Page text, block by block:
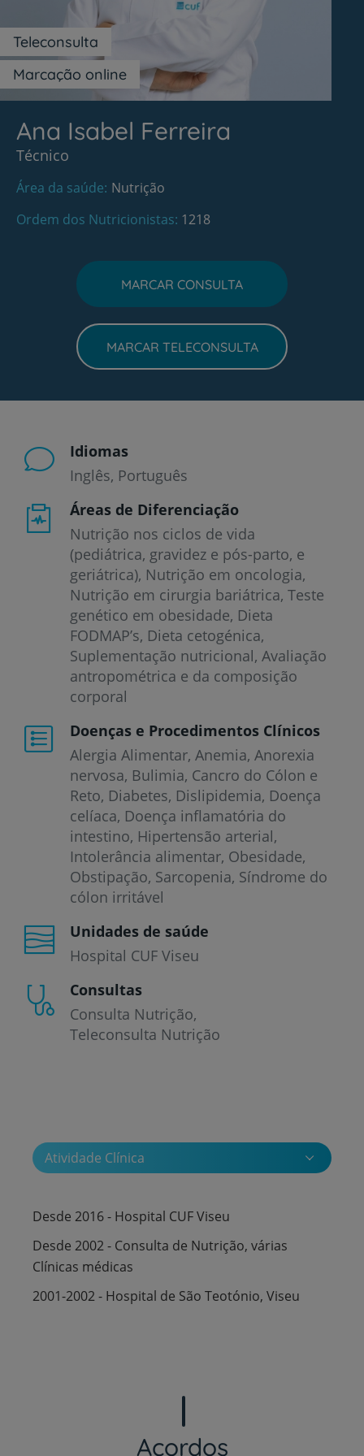
Marcação online
Teleconsulta
Ana Isabel Ferreira
Técnico
Área da saúde Nutrição
Ordem dos Nutricionistas 1218
MARCAR CONSULTA
MARCAR TELECONSULTA
Idiomas
Inglês Português
Áreas de Diferenciação
Nutrição nos ciclos de vida
(pediátrica, gravidez e pós-parto, e
geriátrica), Nutrição em oncologia,
Nutrição em cirurgia bariátrica, Teste
genético em obesidade, Dieta
FODMAP’s, Dieta cetogénica,
Suplementação nutricional, Avaliação
antropométrica e da composição
corporal
Doenças e Procedimentos Clínicos
Alergia Alimentar Anemia Anorexia
nervosa Bulimia Cancro do Cólon e
Reto Diabetes Dislipidemia Doença
celíaca Doença inflamatória do
intestino Hipertensão arterial
Intolerância alimentar Obesidade
Obstipação Sarcopenia Síndrome do
cólon irritável
Unidades de saúde
Hospital CUF Viseu
Consultas
Consulta Nutrição
Teleconsulta Nutrição
Atividade Clínica
Desde 2016 - Hospital CUF Viseu
Desde 2002 - Consulta de Nutrição, várias
Clínicas médicas
2001-2002 - Hospital de São Teotónio, Viseu
Acordos